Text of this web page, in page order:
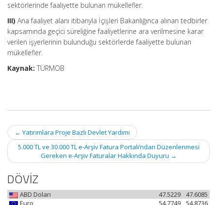
sektörlerinde faaliyette bulunan mükellefler.
III) Ana faaliyet alanı itibarıyla İçişleri Bakanlığınca alınan tedbirler
kapsamında geçici süreliğine faaliyetlerine ara verilmesine karar
verilen işyerlerinin bulunduğu sektörlerde faaliyette bulunan
mükellefler.
Kaynak: TÜRMOB
Post
navigation
← Yatırımlara Proje Bazlı Devlet Yardımı
5.000 TL ve 30.000 TL e-Arşiv Fatura Portalı’ndan Düzenlenmesi
Gereken e-Arşiv Faturalar Hakkında Duyuru →
DÖVİZ
ABD Doları 47.6085
47.5229
Euro
54.8736
54.7749